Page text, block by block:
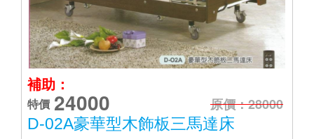
補助：
特價 24000
原價：28000
D-02A豪華型木飾板三馬達床